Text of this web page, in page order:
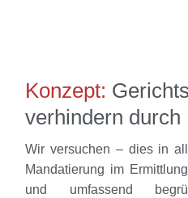
Konzept:
verhindern durch
Wir versuchen – dies in
Mandatierung im
und umfassend